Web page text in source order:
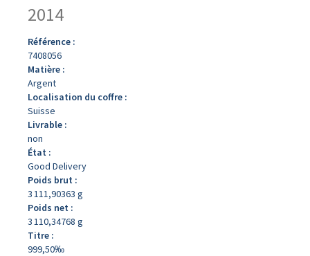
2014
Référence :
7408056
Matière :
Argent
Localisation du coffre :
Suisse
Livrable :
non
État :
Good Delivery
Poids brut :
3 111,90363 g
Poids net :
3 110,34768 g
Titre :
999,50‰